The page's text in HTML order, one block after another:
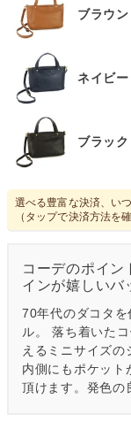
ブラウン
ネイビー
ブラック
選べる豊富な決済、い
（タップで決済方法を
コーデのポイン
インが嬉しいバ
70年代のダコタ
ル。 落ち着いた
えるミニサイズの
内側にもポケット
頂けます。発色の